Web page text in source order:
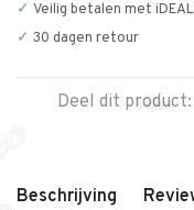
Veilig betalen met
30 dagen retour
Deel dit product:
Beschrijving